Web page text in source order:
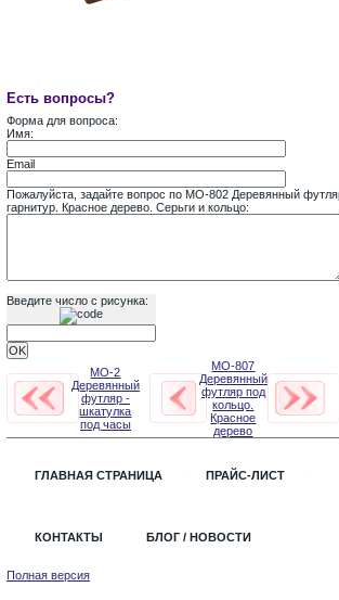
Есть вопросы?
Форма для вопроса:
Имя:
Email
Пожалуйста, задайте вопрос по MO-802 Деревянный
гарнитур. Красное дерево. Серьги и кольцо:
Введите число с рисунка:
MO-2
Деревянный
футляр -
шкатулка
под часы
MO-807
Деревянный
футляр под
кольцо.
Красное
дерево
ГЛАВНАЯ СТРАНИЦА ПРАЙС-ЛИСТ
КОНТАКТЫ БЛОГ / НОВОСТИ
Полная версия